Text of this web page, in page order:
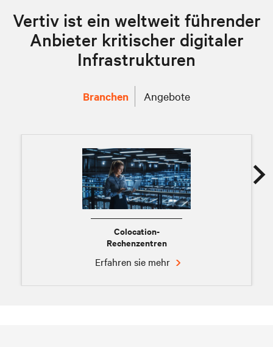
Vertiv ist ein weltweit führender
Anbieter kritischer digitaler
Infrastrukturen
Branchen Angebote
Colocation-
Rechenzentren
Erfahren sie mehr